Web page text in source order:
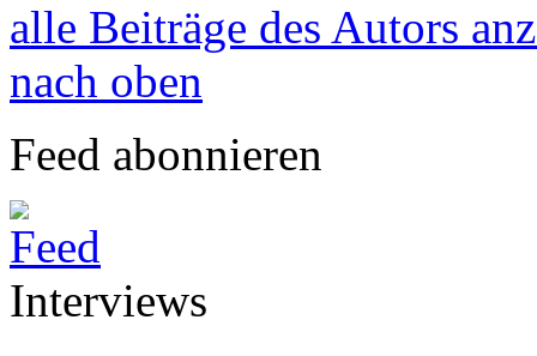
alle Beiträge des Autors
nach oben
Feed abonnieren
Interviews